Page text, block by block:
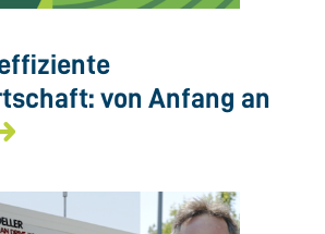
von Anfang an